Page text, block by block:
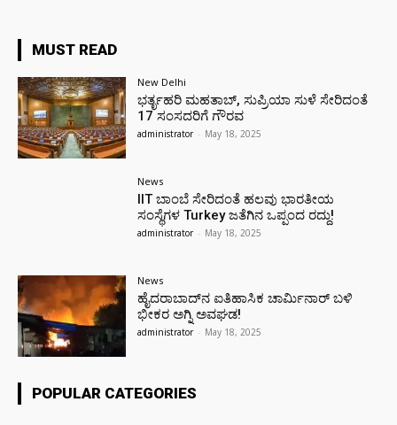
MUST READ
New Delhi
ಭರ್ತೃಹರಿ ಮಹತಾಬ್, ಸುಪ್ರಿಯಾ ಸುಳೆ ಸೇರಿದಂತೆ
17 ಸಂಸದರಿಗೆ ಗೌರವ
administrator - May 18, 2025
News
IIT ಬಾಂಬೆ ಸೇರಿದಂತೆ ಹಲವು ಭಾರತೀಯ
ಸಂಸ್ಥೆಗಳ Turkey ಜತೆಗಿನ ಒಪ್ಪಂದ ರದ್ದು!
administrator - May 18, 2025
News
ಹೈದರಾಬಾದ್‌ನ ಐತಿಹಾಸಿಕ ಚಾರ್ಮಿನಾರ್ ಬಳಿ
ಭೀಕರ ಅಗ್ನಿ ಅವಘಡ!
administrator - May 18, 2025
POPULAR CATEGORIES